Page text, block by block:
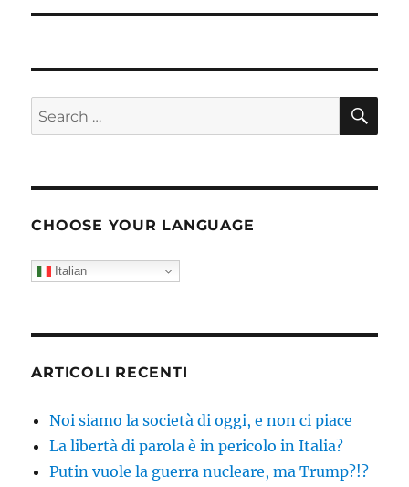
Search
for:
CHOOSE YOUR LANGUAGE
Italian
ARTICOLI RECENTI
Noi siamo la società di oggi, e non ci piace
La libertà di parola è in pericolo in Italia?
Putin vuole la guerra nucleare, ma Trump?!?